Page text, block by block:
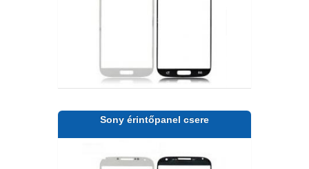
Sony érintőpanel csere